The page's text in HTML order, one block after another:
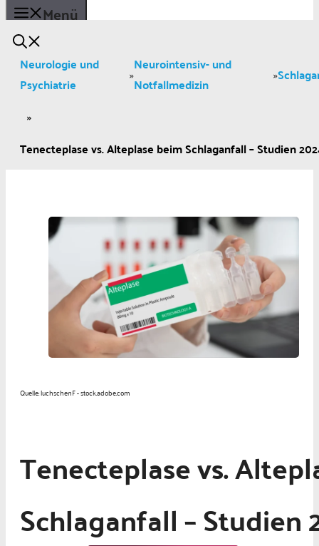
Menü
Neurologie und
Psychiatrie
»Neurointensiv- und
Notfallmedizin
»
»
Tenecteplase vs. Alteplase beim Schlaganfall – Studien
Quelle: luchschenF - stock.adobe.com
Tenecteplase vs.
Schlaganfall –